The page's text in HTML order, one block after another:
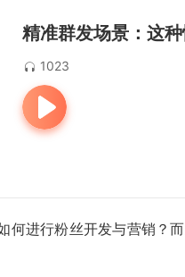
精准群发场景：这
1023
何进行粉丝开发与营销？